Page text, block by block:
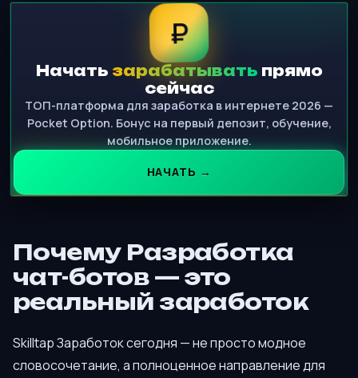
₽
Начать зарабатывать прямо
сейчас
ТОП-платформа для заработка в интернете 2026 —
Pocket Option. Бонус на первый депозит, обучение,
мобильное приложение.
НАЧАТЬ →
Почему Разработка
чат-ботов — это
реальный заработок
Skilltap Заработок сегодня — не просто модное
словосочетание, а полноценное направление для